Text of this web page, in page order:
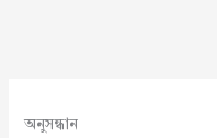
অনুসন্ধান